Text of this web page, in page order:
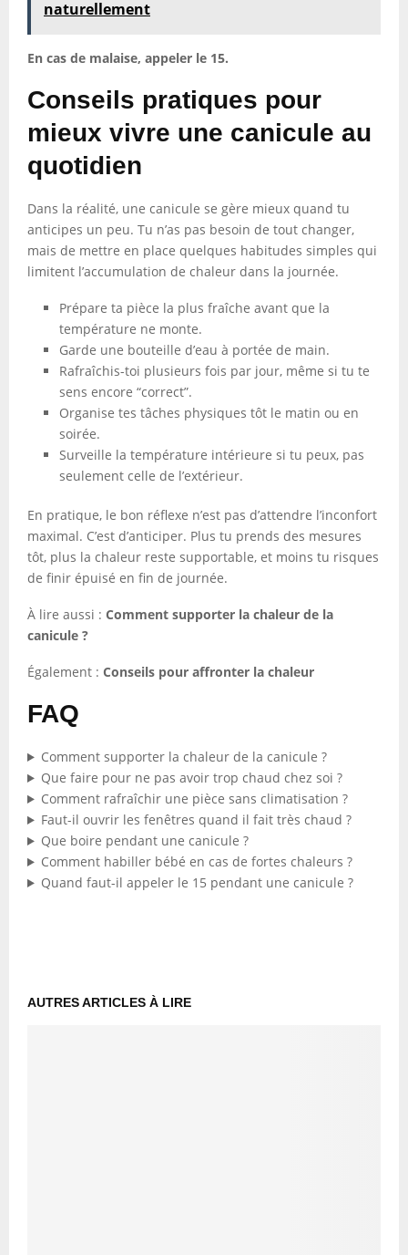
naturellement
En cas de malaise, appeler le 15.
Conseils pratiques pour
mieux vivre une canicule au
quotidien
Dans la réalité, une canicule se gère mieux quand tu
anticipes un peu. Tu n’as pas besoin de tout changer,
mais de mettre en place quelques habitudes simples qui
limitent l’accumulation de chaleur dans la journée.
Prépare ta pièce la plus fraîche avant que la
température ne monte.
Garde une bouteille d’eau à portée de main.
Rafraîchis-toi plusieurs fois par jour, même si tu te
sens encore “correct”.
Organise tes tâches physiques tôt le matin ou en
soirée.
Surveille la température intérieure si tu peux, pas
seulement celle de l’extérieur.
En pratique, le bon réflexe n’est pas d’attendre l’inconfort
maximal. C’est d’anticiper. Plus tu prends des mesures
tôt, plus la chaleur reste supportable, et moins tu risques
de finir épuisé en fin de journée.
À lire aussi : Comment supporter la chaleur de la
canicule ?
Également : Conseils pour affronter la chaleur
FAQ
Comment supporter la chaleur de la canicule ?
Que faire pour ne pas avoir trop chaud chez soi ?
Comment rafraîchir une pièce sans climatisation ?
Faut-il ouvrir les fenêtres quand il fait très chaud ?
Que boire pendant une canicule ?
Comment habiller bébé en cas de fortes chaleurs ?
Quand faut-il appeler le 15 pendant une canicule ?
AUTRES ARTICLES À LIRE